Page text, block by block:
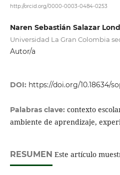
http://orcid.org/0000-0003-0484-0253
Naren Sebastián Salazar
Universidad La Gran Colombia
Autor/a
DOI: https://doi.org/10.18634/
Palabras clave: contexto
ambiente de aprendizaje,
RESUMEN Este artículo